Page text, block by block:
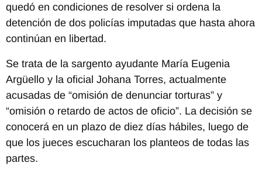
quedó en condiciones de resolver si ordena la
detención de dos policías imputadas que hasta ahora
continúan en libertad.
Se trata de la sargento ayudante María Eugenia
Argüello y la oficial Johana Torres, actualmente
acusadas de “omisión de denunciar torturas” y
“omisión o retardo de actos de oficio”. La decisión se
conocerá en un plazo de diez días hábiles, luego de
que los jueces escucharan los planteos de todas las
partes.